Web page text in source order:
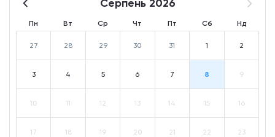
Серпень 2026
Пн Вт Ср Чт Пт Сб Нд
27 28 29 30 31 1 2
3 4 5 6 7 8 9
10 11 12 13 14 15 16
17 18 19 20 21 22 23